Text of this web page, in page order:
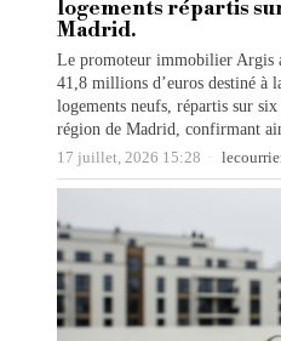
logements répartis
Madrid.
Le promoteur immobilier Argis
41,8 millions d’euros destiné à
logements neufs, répartis sur
région de Madrid, confirmant
17 juillet, 2026 15:28